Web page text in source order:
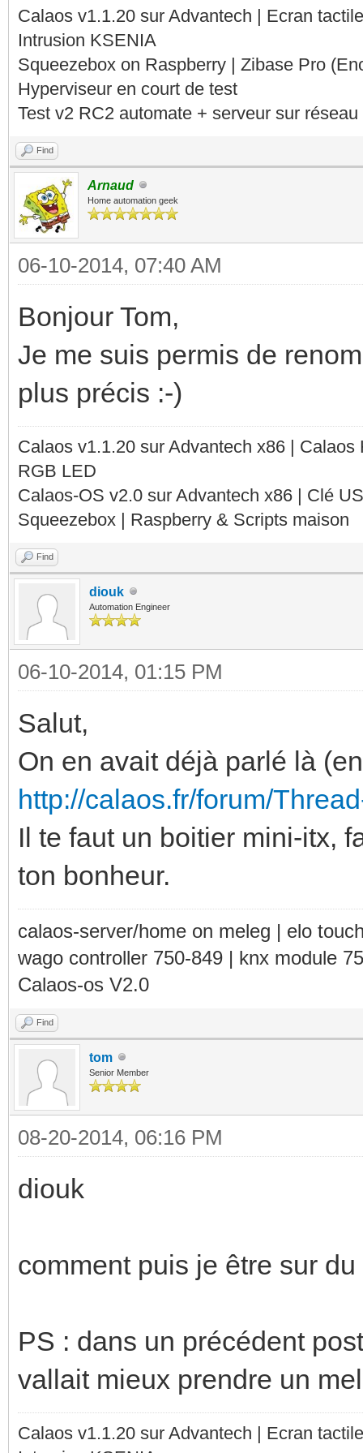
Calaos v1.1.20 sur Advantech | Ecran
Intrusion KSENIA
Squeezebox on Raspberry | Zibase Pro
Hyperviseur en court de test
Test v2 RC2 automate + serveur sur
Find
Arnaud
Home automation geek
06-10-2014, 07:40 AM
Bonjour Tom,
Je me suis permis de
plus précis :-)
Calaos v1.1.20 sur Advantech x86 |
RGB LED
Calaos-OS v2.0 sur Advantech x86 | Clé
Squeezebox | Raspberry & Scripts maison
Find
diouk
Automation Engineer
06-10-2014, 01:15 PM
Salut,
On en avait déjà parlé là
http://calaos.fr/forum/
Il te faut un boitier mini-itx,
ton bonheur.
calaos-server/home on meleg | elo
wago controller 750-849 | knx module
Calaos-os V2.0
Find
tom
Senior Member
08-20-2014, 06:16 PM
diouk
comment puis je être sur
PS : dans un précédent
vallait mieux prendre un
Calaos v1.1.20 sur Advantech | Ecran